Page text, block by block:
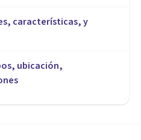
características, y
ubicación,
y